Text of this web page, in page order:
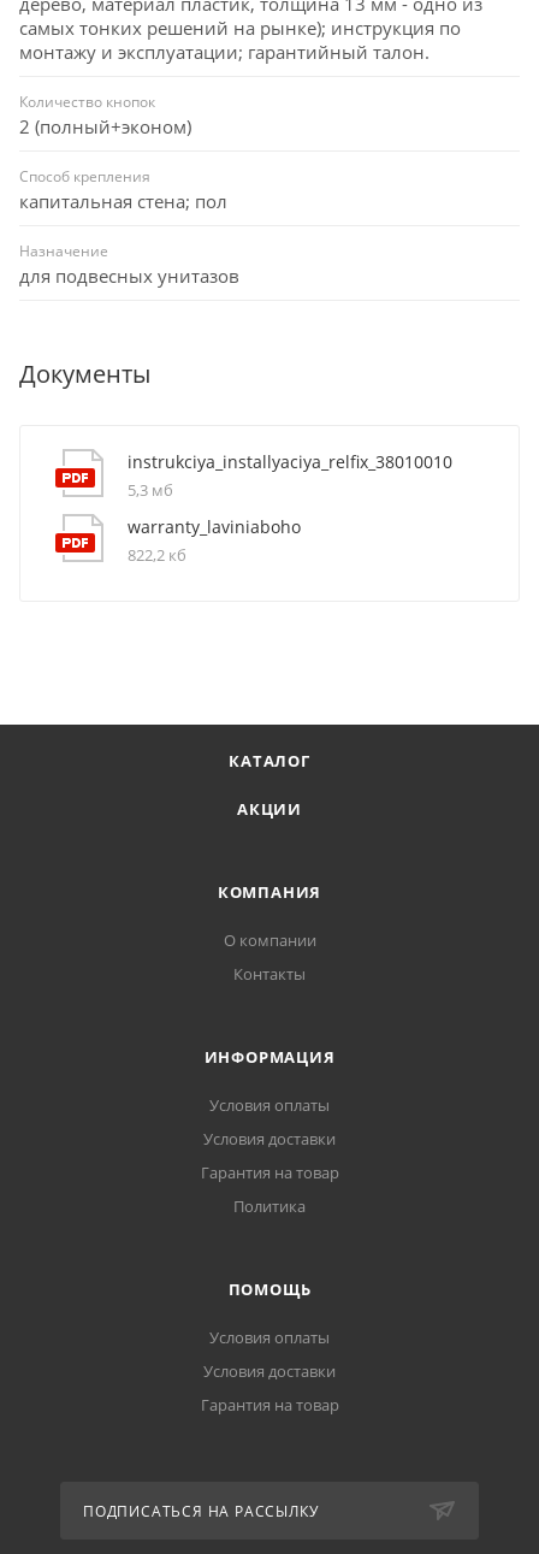
самых тонких решений на рынке); инструкция по
монтажу и эксплуатации; гарантийный талон.
Количество кнопок
2 (полный+эконом)
Способ крепления
капитальная стена; пол
Назначение
для подвесных унитазов
Документы
instrukciya_installyaciya_relfix_38010010
5,3 мб
warranty_laviniaboho
822,2 кб
КАТАЛОГ
АКЦИИ
КОМПАНИЯ
О компании
Контакты
ИНФОРМАЦИЯ
Условия оплаты
Условия доставки
Гарантия на товар
Политика
ПОМОЩЬ
Условия оплаты
Условия доставки
Гарантия на товар
ПОДПИСАТЬСЯ НА РАССЫЛКУ